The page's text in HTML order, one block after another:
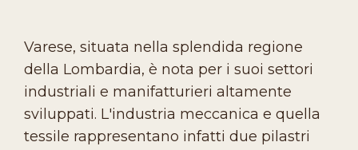
Varese, situata nella splendida regione
della Lombardia, è nota per i suoi settori
industriali e manifatturieri altamente
sviluppati. L'industria meccanica e quella
tessile rappresentano infatti due pilastri